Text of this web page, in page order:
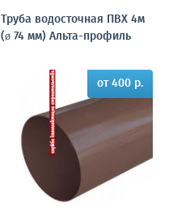
Труба водосточная ПВХ 4м
(ø 74 мм) Альта-профиль
от 400 р.